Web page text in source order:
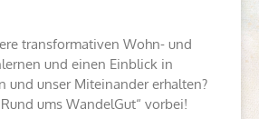
transformativen Wohn- und
und einen Einblick in
und unser Miteinander erhalten?
ums WandelGut“ vorbei!